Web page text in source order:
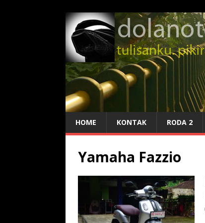
HOME KONTAK RODA 2
Yamaha Fazzio